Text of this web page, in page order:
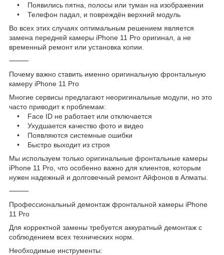
• Появились пятна, полосы или туман на изображении
• Телефон падал, и повреждён верхний модуль
Во всех этих случаях оптимальным решением является
замена передней камеры iPhone 11 Pro оригинал, а не
временный ремонт или установка копии.
⸻
Почему важно ставить именно оригинальную фронтальную
камеру iPhone 11 Pro
Многие сервисы предлагают неоригинальные модули, но это
часто приводит к проблемам:
• Face ID не работает или отключается
• Ухудшается качество фото и видео
• Появляются системные ошибки
• Быстро выходит из строя
Мы используем только оригинальные фронтальные камеры
iPhone 11 Pro, что особенно важно для клиентов, которым
нужен надежный и долговечный ремонт Айфонов в Алматы.
⸻
Профессиональный демонтаж фронтальной камеры iPhone
11 Pro
Для корректной замены требуется аккуратный демонтаж с
соблюдением всех технических норм.
Необходимые инструменты: